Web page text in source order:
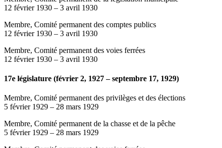
12 février 1930 – 3 avril 1930
Membre, Comité permanent des comptes publics
12 février 1930 – 3 avril 1930
Membre, Comité permanent des voies ferrées
12 février 1930 – 3 avril 1930
17e législature (février 2, 1927 – septembre 17, 1929)
Membre, Comité permanent des privilèges et des élections
5 février 1929 – 28 mars 1929
Membre, Comité permanent de la chasse et de la pêche
5 février 1929 – 28 mars 1929